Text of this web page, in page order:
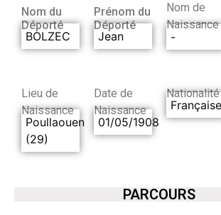
Nom du
Déporté
BOLZEC
Prénom du
Déporté
Jean
Nom de
Naissance
-
Lieu de
Naissance
Poullaouen
(29)
Date de
Naissance
01/05/1908
Nationalité
Française
PARCOURS